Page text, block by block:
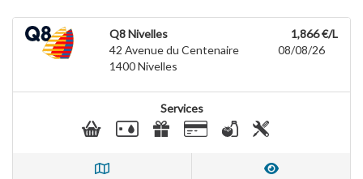
Q8 Nivelles
42 Avenue du Centenaire
1400Nivelles
1,866 €/L
08/08/26
Services